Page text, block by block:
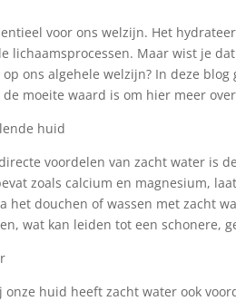
voor ons welzijn. Het
lichaamsprocessen. Maar wist je
ons algehele welzijn? In deze
moeite waard is om hier meer
huid
voordelen van zacht water is
zoals calcium en magnesium,
het douchen of wassen met zacht
wat kan leiden tot een schonere,
onze huid heeft zacht water ook